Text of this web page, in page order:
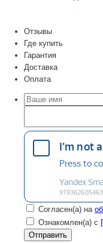
Отзывы
Где купить
Гарантия
Доставка
Оплата
Согласен(а) на
Ознакомлен(а) с